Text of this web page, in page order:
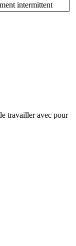
intermittent
travailler avec pour